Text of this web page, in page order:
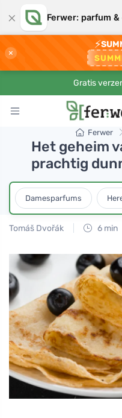
× Ferwer: parfum
×
⚡
Gratis
Ferwer
Het geheim
prachtig
Damesparfums
Tomáš Dvořák 6 min